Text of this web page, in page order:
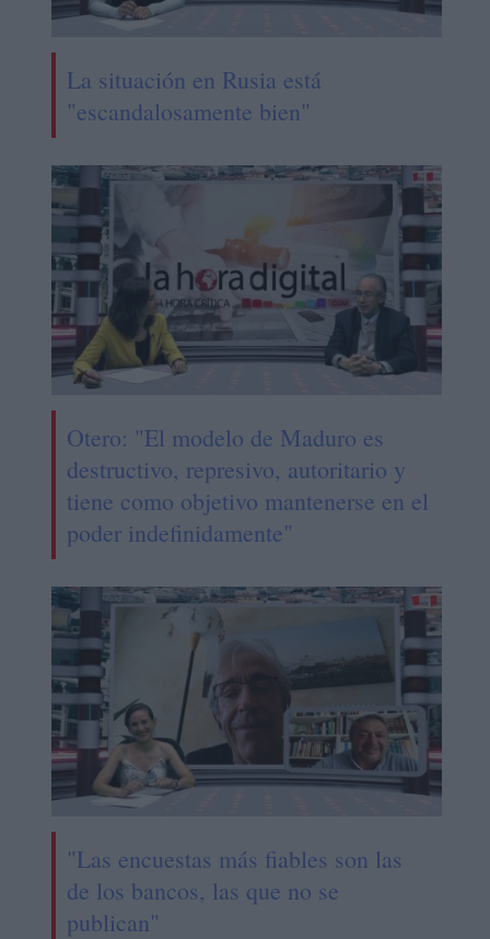
La situación en Rusia está
"escandalosamente bien"
Otero: "El modelo de Maduro es
destructivo, represivo, autoritario y
tiene como objetivo mantenerse en el
poder indefinidamente"
"Las encuestas más fiables son las
de los bancos, las que no se
publican"